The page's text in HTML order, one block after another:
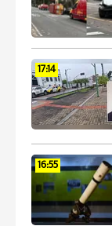
17:14
16:55